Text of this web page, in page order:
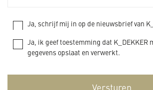
Ja, schrijf mij in op de nieuwsbrief van
Ja, ik geef toestemming dat K_DEKKER
gegevens opslaat en verwerkt.